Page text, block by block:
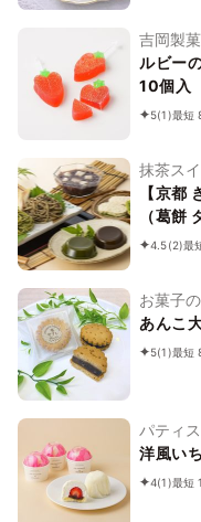
吉岡製菓
ルビー
10個入
5(1)最短
抹茶ス
【京都
（葛餅
スイー
4.5(2)最
お菓子
あんこ
5(1)最短
パティ
洋風い
4(1)最短